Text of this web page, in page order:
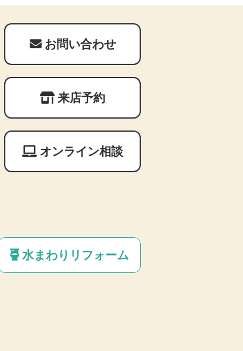
お問い合わせ
来店予約
オンライン相談
水まわりリフォーム